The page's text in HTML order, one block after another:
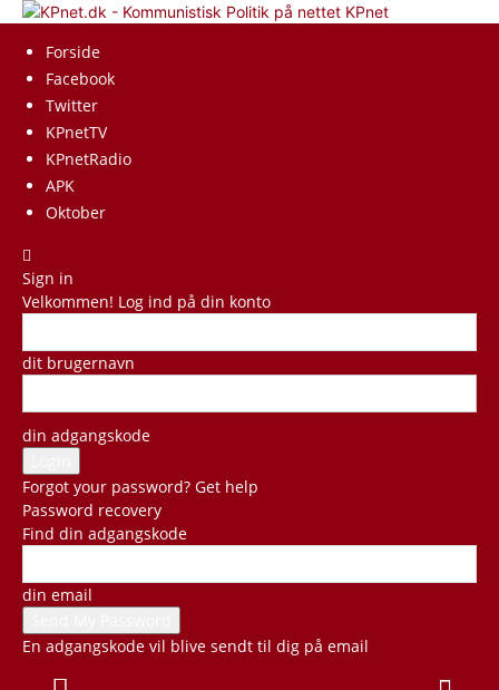
KPnet
Forside
Facebook
Twitter
KPnetTV
KPnetRadio
APK
Oktober
Sign in
Velkommen! Log ind på din konto
dit brugernavn
din adgangskode
Forgot your password? Get help
Password recovery
Find din adgangskode
din email
En adgangskode vil blive sendt til dig på email